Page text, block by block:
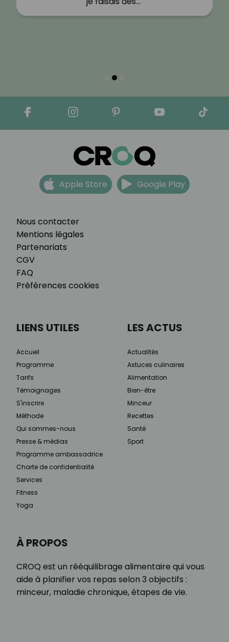
Nous contacter
Mentions légales
Partenariats
CGV
FAQ
Préférences cookies
Apple Store Google Play
À PROPOS
CROQ est un rééquilibrage alimentaire qui vous
aide à planifier vos repas selon 3 objectifs :
minceur, maladie chronique, étapes de vie.
LIENS UTILES
Accueil
Programme
Tarifs
Témoignages
S'inscrire
Méthode
Qui sommes-nous
Presse & médias
Programme ambassadrice
Charte de confidentialité
Services
Fitness
Yoga
LES ACTUS
Actualités
Astuces culinaires
Alimentation
Bien-être
Minceur
Recettes
Santé
Sport